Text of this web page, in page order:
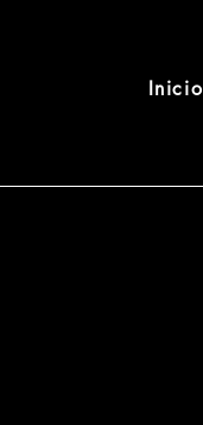
Inicio